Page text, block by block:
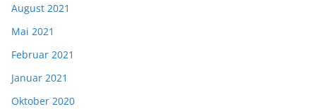
August 2021
Mai 2021
Februar 2021
Januar 2021
Oktober 2020